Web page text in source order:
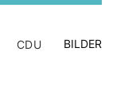
CDU BILDER